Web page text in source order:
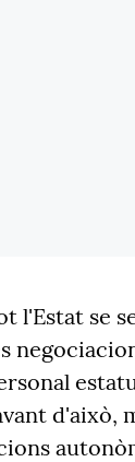
l'Estat se
d'això,